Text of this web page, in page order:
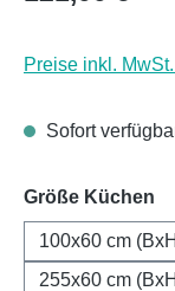
Preise inkl.
Sofort
Größe Küchen
100x60 cm
255x60 cm